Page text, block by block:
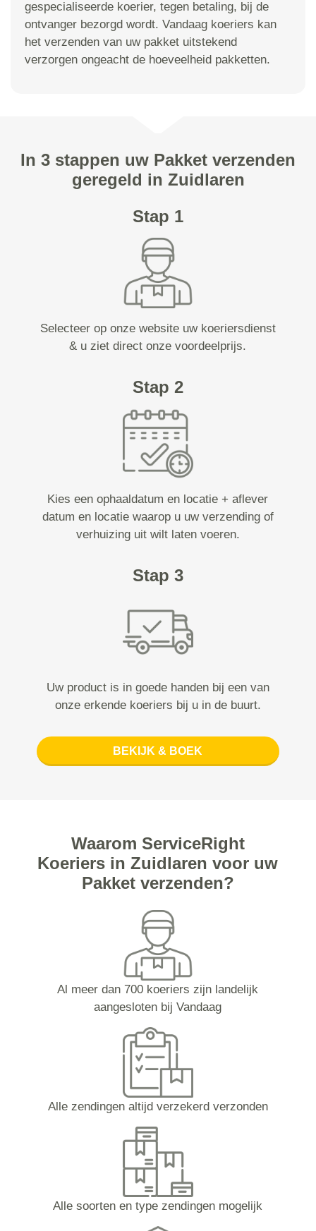
gespecialiseerde koerier, tegen betaling, bij de
ontvanger bezorgd wordt. Vandaag koeriers kan
het verzenden van uw pakket uitstekend
verzorgen ongeacht de hoeveelheid pakketten.
In 3 stappen uw Pakket verzenden
geregeld in Zuidlaren
Stap 1
Selecteer op onze website uw koeriersdienst
& u ziet direct onze voordeelprijs.
Stap 2
Kies een ophaaldatum en locatie + aflever
datum en locatie waarop u uw verzending of
verhuizing uit wilt laten voeren.
Stap 3
Uw product is in goede handen bij een van
onze erkende koeriers bij u in de buurt.
BEKIJK & BOEK
Waarom ServiceRight
Koeriers in Zuidlaren voor uw
Pakket verzenden?
Al meer dan 700 koeriers zijn landelijk
aangesloten bij Vandaag
Alle zendingen altijd verzekerd verzonden
Alle soorten en type zendingen mogelijk